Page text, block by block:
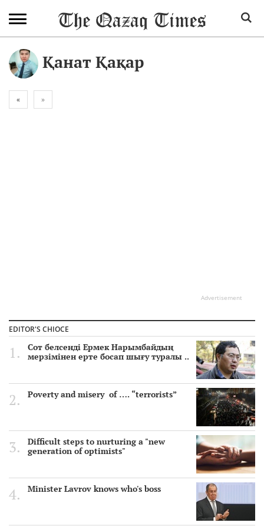
Қанат Қақар
« »
Advertisement
EDITOR'S CHIOCE
Сот белсенді Ермек Нарымбайдың
мерзімінен ерте босап шығу туралы ..
Poverty and misery of …. “terrorists”
Difficult steps to nurturing a "new
generation of optimists"
Minister Lavrov knows who's boss